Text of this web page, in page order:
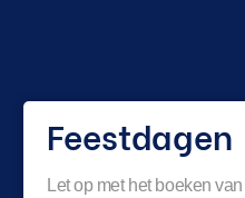
Feestdagen
Let op met het boeken